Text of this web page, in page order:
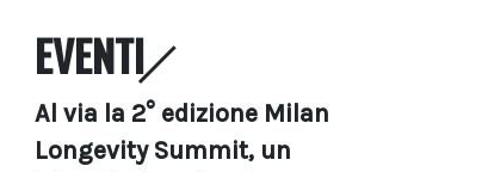
EVENTI
Al via la 2° edizione Milan
Longevity Summit, un